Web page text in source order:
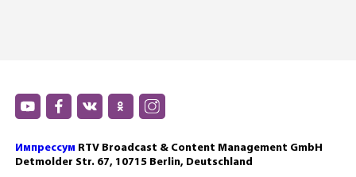
Импрессум RTV Broadcast & Content Management GmbH
Detmolder Str. 67, 10715 Berlin, Deutschland